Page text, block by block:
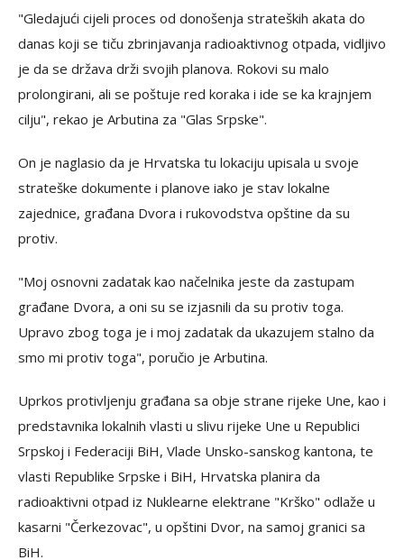
"Gledajući cijeli proces od donošenja strateških akata do
danas koji se tiču zbrinjavanja radioaktivnog otpada, vidljivo
je da se država drži svojih planova. Rokovi su malo
prolongirani, ali se poštuje red koraka i ide se ka krajnjem
cilju", rekao je Arbutina za "Glas Srpske".
On je naglasio da je Hrvatska tu lokaciju upisala u svoje
strateške dokumente i planove iako je stav lokalne
zajednice, građana Dvora i rukovodstva opštine da su
protiv.
"Moj osnovni zadatak kao načelnika jeste da zastupam
građane Dvora, a oni su se izjasnili da su protiv toga.
Upravo zbog toga je i moj zadatak da ukazujem stalno da
smo mi protiv toga", poručio je Arbutina.
Uprkos protivljenju građana sa obje strane rijeke Une, kao i
predstavnika lokalnih vlasti u slivu rijeke Une u Republici
Srpskoj i Federaciji BiH, Vlade Unsko-sanskog kantona, te
vlasti Republike Srpske i BiH, Hrvatska planira da
radioaktivni otpad iz Nuklearne elektrane "Krško" odlaže u
kasarni "Čerkezovac", u opštini Dvor, na samoj granici sa
BiH.